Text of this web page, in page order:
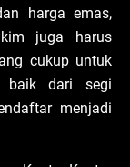
harga emas,
juga harus
cukup untuk
baik dari segi
menjadi